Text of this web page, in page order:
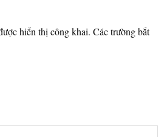
hiển thị công khai. Các trường bắt